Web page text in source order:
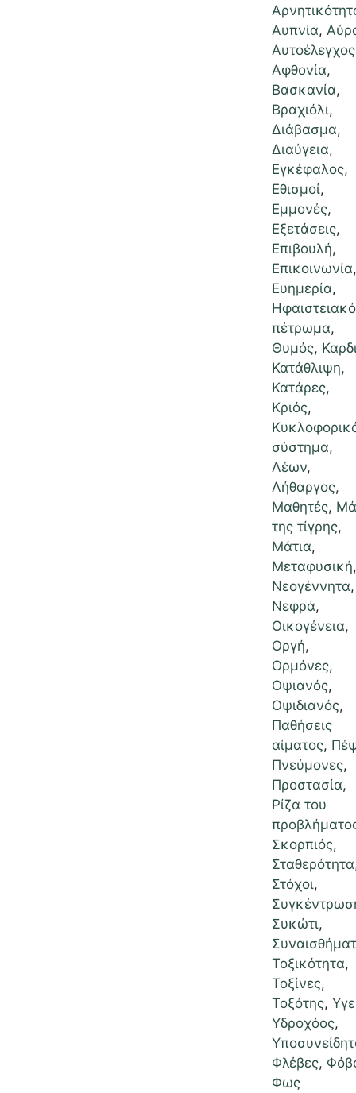
Αυπνία,
Αυτοέλεγχος
Αφθονία,
Βασκανία,
Βραχιόλι,
Διάβασμα,
Διαύγεια,
Εγκέφαλος,
Εθισμοί,
Εμμονές,
Εξετάσεις,
Επιβουλή,
Επικοινωνία,
Ευημερία,
Ηφαιστειακό
πέτρωμα,
Θυμός,
Κατάθλιψη,
Κατάρες,
Κριός,
σύστημα,
Λέων,
Λήθαργος,
Μαθητές,
της τίγρης,
Μάτια,
Μεταφυσική,
Νεογέννητα,
Νεφρά,
Οικογένεια,
Οργή,
Ορμόνες,
Οψιανός,
Οψιδιανός,
Παθήσεις
αίματος,
Πνεύμονες,
Προστασία,
Ρίζα του
Σκορπιός,
Σταθερότητα
Στόχοι,
Συκώτι,
Τοξικότητα,
Τοξίνες,
Τοξότης,
Υδροχόος,
Φλέβες,
Φως